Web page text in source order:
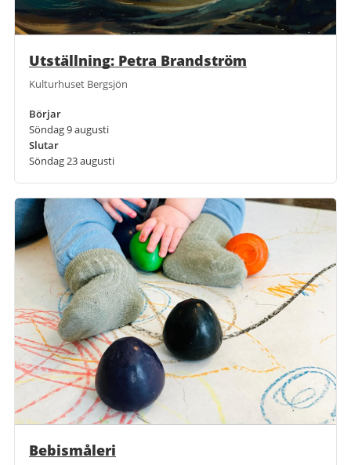
Utställning: Petra Brandström
Kulturhuset Bergsjön
Börjar
Söndag 9 augusti
Slutar
Söndag 23 augusti
Bebismåleri